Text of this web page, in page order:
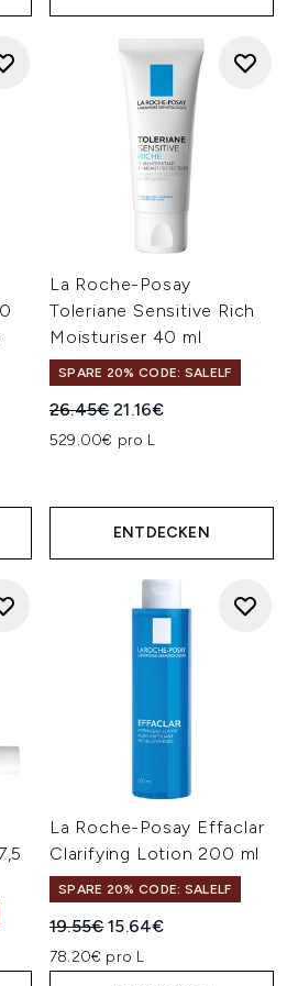
La Roche-Posay
Toleriane Sensitive Rich
Moisturiser 40 ml
SPARE 20% CODE: SALELF
Unverbindliche
26.45€Aktueller Preis:
21.16€
529.00€ pro L
ENTDECKEN
La Roche-Posay Effaclar
Clarifying Lotion 200 ml
SPARE 20% CODE: SALELF
Unverbindliche
19.55€Aktueller Preis:
15.64€
78.20€ pro L